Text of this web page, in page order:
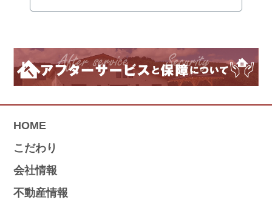
HOME
こだわり
会社情報
不動産情報